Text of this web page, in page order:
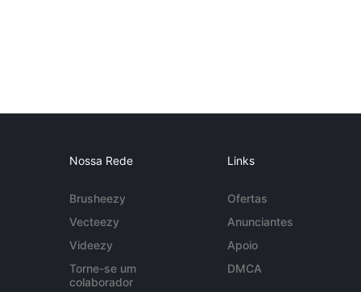
Nossa Rede
Brusheezy
Vecteezy
Videezy
Torne-se um
colaborador
Links
Ofertas
Anunciantes
Apoio
DMCA